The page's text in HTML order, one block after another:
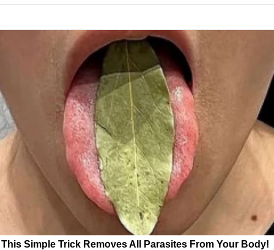
This Simple Trick Removes All Parasites From Your Body!